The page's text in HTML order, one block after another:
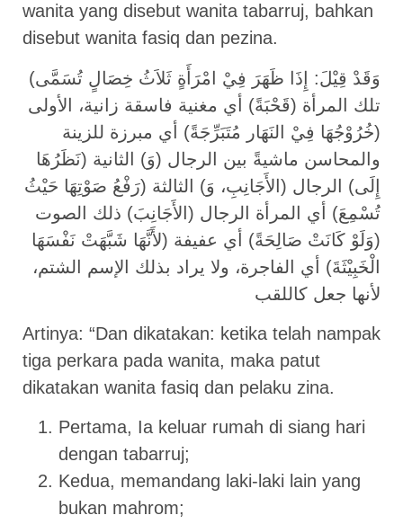
wanita yang disebut wanita tabarruj, bahkan
disebut wanita fasiq dan pezina.
وَقَدْ قِيْلَ: إِذَا ظَهَرَ فِيْ امْرَأَةٍ ثَلاَثُ خِصَالٍ تُسَمَّى)
تلك المرأة (قَحْبَةً) أي مغنية فاسقة زانية، الأولى
(خُرُوْجُهَا فِيْ النَهَار مُتَبَرِّجَةً) أي مبرزة للزينة
والمحاسن ماشيةً بين الرجال (وَ) الثانية (نَظَرُهَا
إِلَى) الرجال (الأَجَانِبِ، وَ) الثالثة (رَفْعُ صَوْتِهَا حَيْثُ
تُسْمِعَ) أي المرأة الرجال (الأَجَانِبَ) ذلك الصوت
(وَلَوْ كَانَتْ صَالِحَةً) أي عفيفة (لأَنَّهَا شَبَّهَتْ نَفْسَهَا
الْخَبِيْثَةَ) أي الفاجرة، ولا يراد بذلك الإسم الشتم،
لأنها جعل كاللقب
Artinya: “Dan dikatakan: ketika telah nampak
tiga perkara pada wanita, maka patut
dikatakan wanita fasiq dan pelaku zina.
Pertama, Ia keluar rumah di siang hari
dengan tabarruj;
Kedua, memandang laki-laki lain yang
bukan mahrom;